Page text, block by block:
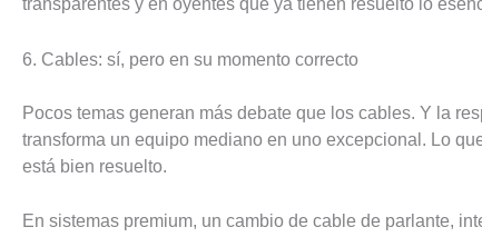
transparentes y en oyentes que ya tienen resuelto lo
6. Cables: sí, pero en su momento correcto
Pocos temas generan más debate que los cables. Y la
transforma un equipo mediano en uno excepcional. Lo
está bien resuelto.
En sistemas premium, un cambio de cable de parlante,